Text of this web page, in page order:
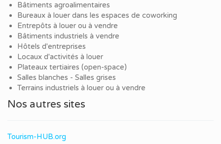
Bâtiments agroalimentaires
Bureaux à louer dans les espaces de coworking
Entrepôts à louer ou à vendre
Bâtiments industriels à vendre
Hôtels d'entreprises
Locaux d'activités à louer
Plateaux tertiaires (open-space)
Salles blanches - Salles grises
Terrains industriels à louer ou à vendre
Nos autres sites
Tourism-HUB.org